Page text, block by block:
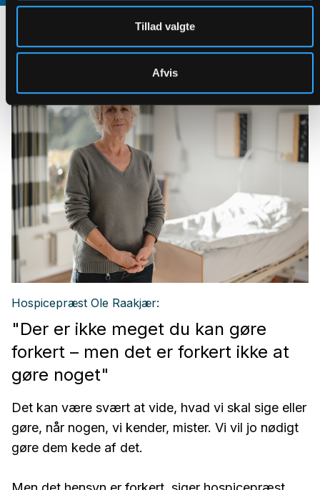
Tillad valgte
Afvis
Hospicepræst Ole Raakjær:
"Der er ikke meget du kan gøre
forkert – men det er forkert ikke at
gøre noget"
Det kan være svært at vide, hvad vi skal sige eller
gøre, når nogen, vi kender, mister. Vi vil jo nødigt
gøre dem kede af det.